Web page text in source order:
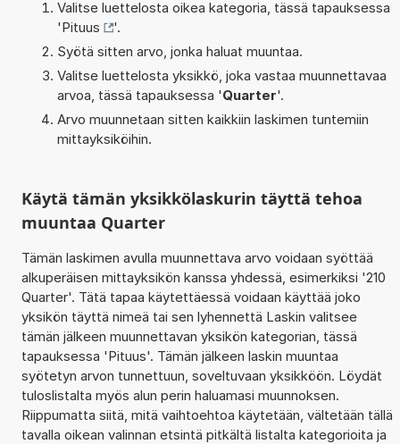
Valitse luettelosta oikea kategoria, tässä tapauksessa
'Pituus
'.
Syötä sitten arvo, jonka haluat muuntaa.
Valitse luettelosta yksikkö, joka vastaa muunnettavaa
arvoa, tässä tapauksessa 'Quarter'.
Arvo muunnetaan sitten kaikkiin laskimen tuntemiin
mittayksiköihin.
Käytä tämän yksikkölaskurin täyttä tehoa
muuntaa Quarter
Tämän laskimen avulla muunnettava arvo voidaan syöttää
alkuperäisen mittayksikön kanssa yhdessä, esimerkiksi '210
Quarter'. Tätä tapaa käytettäessä voidaan käyttää joko
yksikön täyttä nimeä tai sen lyhennettä Laskin valitsee
tämän jälkeen muunnettavan yksikön kategorian, tässä
tapauksessa 'Pituus'. Tämän jälkeen laskin muuntaa
syötetyn arvon tunnettuun, soveltuvaan yksikköön. Löydät
tuloslistalta myös alun perin haluamasi muunnoksen.
Riippumatta siitä, mitä vaihtoehtoa käytetään, vältetään tällä
tavalla oikean valinnan etsintä pitkältä listalta kategorioita ja